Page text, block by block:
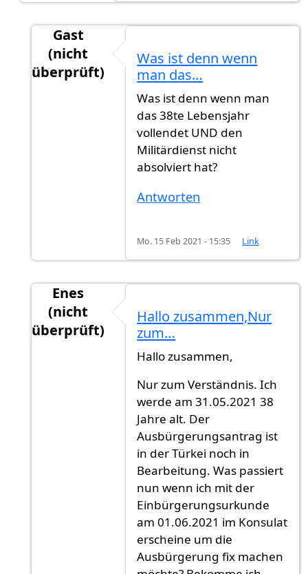
Gast
(nicht
überprüft)
Nein.. von Gast (nicht überprüft)
Was ist denn wenn
man das…
Was ist denn wenn man
das 38te Lebensjahr
vollendet UND den
Militärdienst nicht
absolviert hat?
Antworten
Mo. 15 Feb 2021 - 15:35 Link
Enes
(nicht
überprüft)
Hallo zusammen,Nur
zum…
Hallo zusammen,
Nur zum Verständnis. Ich
werde am 31.05.2021 38
Jahre alt. Der
Ausbürgerungsantrag ist
in der Türkei noch in
Bearbeitung. Was passiert
nun wenn ich mit der
Einbürgerungsurkunde
am 01.06.2021 im Konsulat
erscheine um die
Ausbürgerung fix machen